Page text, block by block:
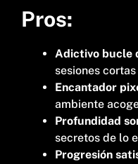
Pros:
Adictivo bucle
sesiones cortas
Encantador
ambiente
Profundidad
secretos de lo
Progresión